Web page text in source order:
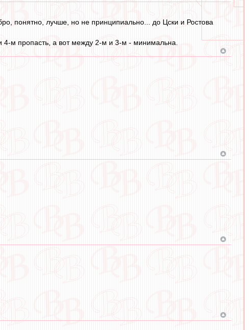
понятно, лучше, но не принципиально... до Цски и Ростова
м пропасть, а вот между 2-м и 3-м - минимальна.